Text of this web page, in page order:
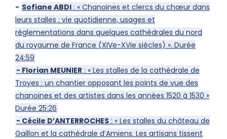
- Sofiane ABDI : « Chanoines et clercs du chœur dans
leurs stalles : vie quotidienne, usages et
réglementations dans quelques cathédrales du nord
du royaume de France (XIVe-XVIe siècles) ». Durée
24:59
- Florian MEUNIER : « Les stalles de la cathédrale de
Troyes : un chantier opposant les points de vue des
chanoines et des artistes dans les années 1520 à 1530 »
Durée 25:26
- Cécile D’ANTERROCHES : « Les stalles du château de
Gaillon et la cathédrale d’Amiens. Les artisans tissent